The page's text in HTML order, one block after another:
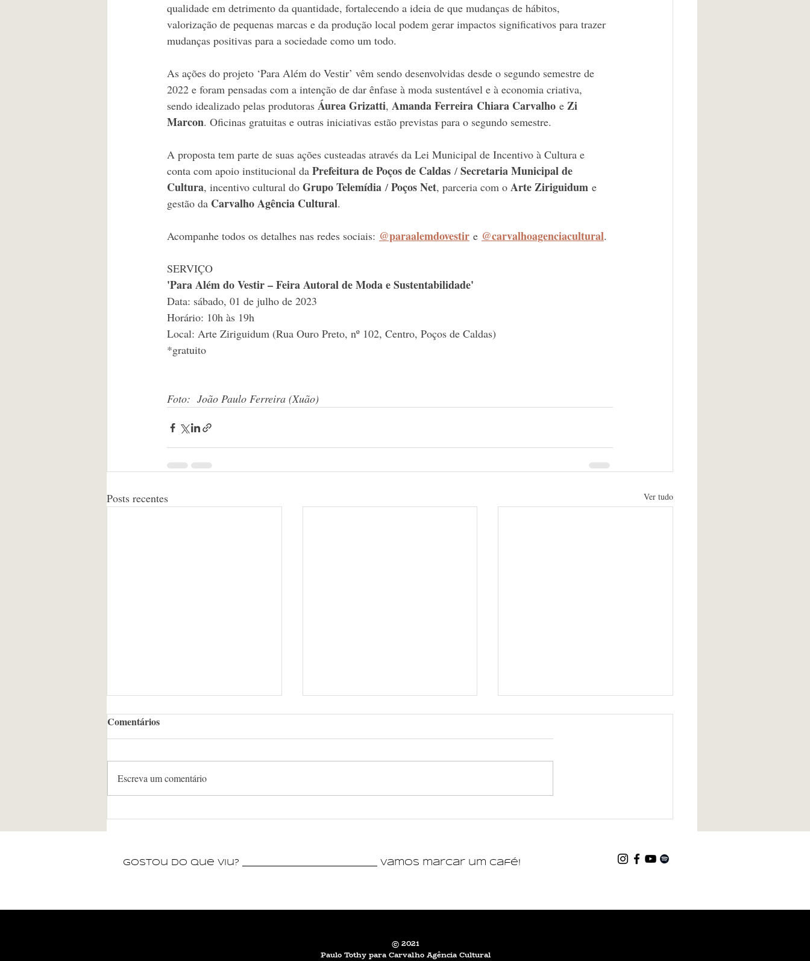
qualidade em detrimento da quantidade, fortalecendo a ideia de que mudanças de hábitos,
valorização de pequenas marcas e da produção local podem gerar impactos significativos para trazer
mudanças positivas para a sociedade como um todo.
As ações do projeto ‘Para Além do Vestir’ vêm sendo desenvolvidas desde o segundo semestre de
2022 e foram pensadas com a intenção de dar ênfase à moda sustentável e à economia criativa,
sendo idealizado pelas produtoras Áurea Grizatti, Amanda Ferreira Chiara Carvalho e Zi
Marcon. Oficinas gratuitas e outras iniciativas estão previstas para o segundo semestre.
A proposta tem parte de suas ações custeadas através da Lei Municipal de Incentivo à Cultura e
conta com apoio institucional da Prefeitura de Poços de Caldas / Secretaria Municipal de
Cultura, incentivo cultural do Grupo Telemídia / Poços Net, parceria com o Arte Ziriguidum e
gestão da Carvalho Agência Cultural.
Acompanhe todos os detalhes nas redes sociais: @paraalemdovestir e @carvalhoagenciacultural.
SERVIÇO
'Para Além do Vestir – Feira Autoral de Moda e Sustentabilidade'
Data: sábado, 01 de julho de 2023
Horário: 10h às 19h
Local: Arte Ziriguidum (Rua Ouro Preto, nº 102, Centro, Poços de Caldas)
*gratuito
Foto:  João Paulo Ferreira (Xuão)
Posts recentes Ver tudo
Banda 4&Jazz apresenta
Museu Histórico e Geográfico
CrieMus promove residência
músico Thomaz Souza em
Moda produzida pela Interiô,
de Minas Gerais
Comentários
Escreva um comentário
gostou do que viu? ________________________________ vamos marcar um café!
© 2021
Paulo Tothy para Carvalho Agência Cultural